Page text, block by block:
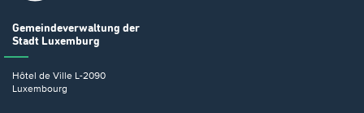
Gemeindeverwaltung der
Stadt Luxemburg
Hôtel de Ville L-2090
Luxembourg